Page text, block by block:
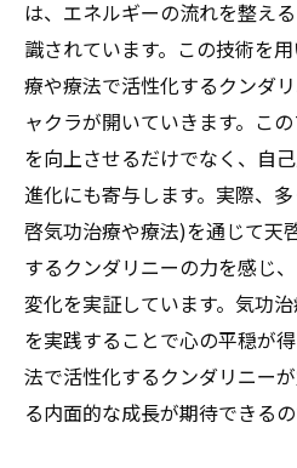
は、エネルギーの流れを整え
識されています。この技術を
療や療法で活性化するクンダ
ャクラが開いていきます。こ
を向上させるだけでなく、自
進化にも寄与します。実際、
啓気功治療や療法)を通じて天
するクンダリニーの力を感じ
変化を実証しています。気功
を実践することで心の平穏が
法で活性化するクンダリニー
る内面的な成長が期待できるの